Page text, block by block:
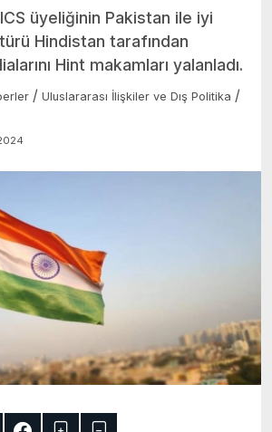
üyeliğinin Pakistan ile iyi
Hindistan tarafından
Hint makamları yalanladı.
/ Uluslararası İlişkiler ve Dış Politika /